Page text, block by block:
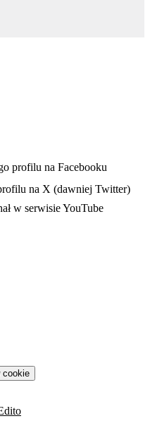
karcie
profilu na Facebooku
na X (dawniej Twitter)
karcie
w serwisie YouTube
cookie